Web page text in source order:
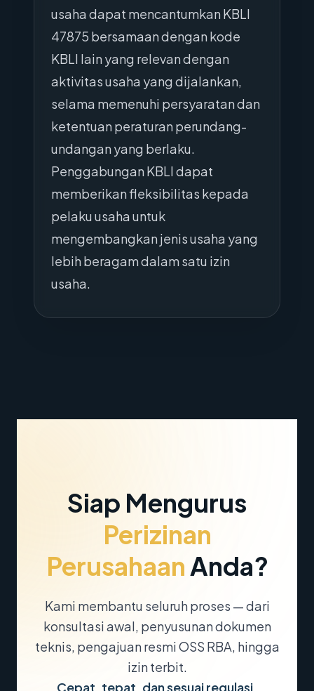
usaha dapat mencantumkan KBLI
47875 bersamaan dengan kode
KBLI lain yang relevan dengan
aktivitas usaha yang dijalankan,
selama memenuhi persyaratan dan
ketentuan peraturan perundang-
undangan yang berlaku.
Penggabungan KBLI dapat
memberikan fleksibilitas kepada
pelaku usaha untuk
mengembangkan jenis usaha yang
lebih beragam dalam satu izin
usaha.
Siap Mengurus
Perizinan
PerusahaanAnda?
Kami membantu seluruh proses — dari
konsultasi awal, penyusunan dokumen
teknis, pengajuan resmi OSS RBA, hingga
izin terbit.
Cepat, tepat, dan sesuai regulasi.